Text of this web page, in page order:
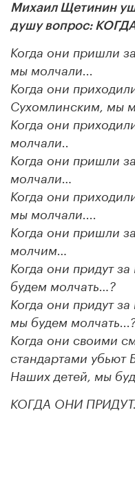
Михаил Щетинин
душу вопрос:
Когда они пришли
мы молчали...
Когда они
Сухомлинским, мы
Когда они
молчали..
Когда они пришли
молчали…
Когда они
мы молчали....
Когда они пришли
молчим…
Когда они придут
будем молчать…?
Когда они
мы будем
Когда они своими
стандартами убьют
Наших детей, мы
КОГДА ОНИ